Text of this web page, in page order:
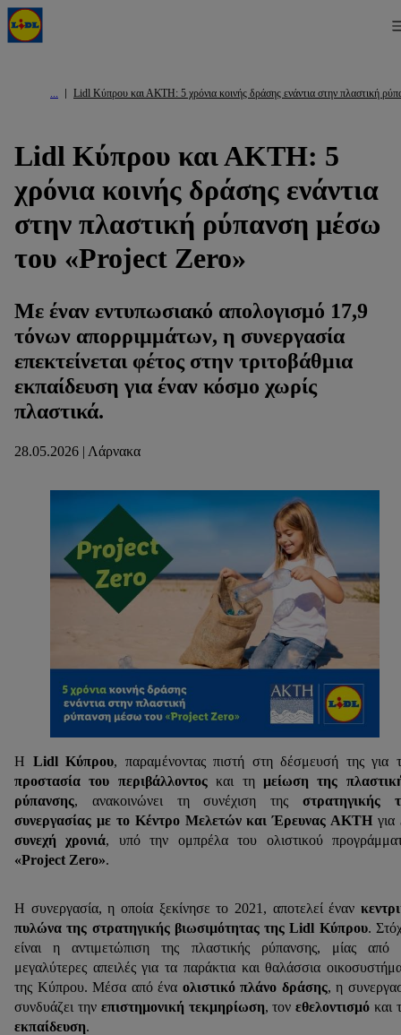
Lidl Κύπρου και ΑΚΤΗ: 5 χρόνια κοινής δράσης ενάντια στην πλαστική
Lidl Κύπρου και ΑΚΤΗ: 5
χρόνια κοινής δράσης ενάντια
στην πλαστική ρύπανση μέσω
του «Project Zero»
Με έναν εντυπωσιακό απολογισμό 17,9
τόνων απορριμμάτων, η συνεργασία
επεκτείνεται φέτος στην τριτοβάθμια
εκπαίδευση για έναν κόσμο χωρίς
πλαστικά.
28.05.2026 | Λάρνακα
Η Lidl Κύπρου, παραμένοντας πιστή στη δέσμευσή της για
προστασία του περιβάλλοντοςκαι τη μείωση της
ρύπανσης, ανακοινώνει τη συνέχιση τηςστρατηγικής
συνεργασίας με το Κέντρο Μελετών και Έρευνας ΑΚΤΗ για
συνεχή χρονιά, υπό την ομπρέλα του ολιστικού
«Project Zero».
Η συνεργασία, η οποία ξεκίνησε το 2021, αποτελεί έναν
πυλώνα της στρατηγικής βιωσιμότητας της Lidl Κύπρου.
είναι η αντιμετώπιση της πλαστικής ρύπανσης, μίας από
μεγαλύτερες απειλές για τα παράκτια και θαλάσσια
της Κύπρου. Μέσα από ένα ολιστικό πλάνο δράσης, η
συνδυάζει την επιστημονική τεκμηρίωση, τονεθελοντισμόκαι
εκπαίδευση.